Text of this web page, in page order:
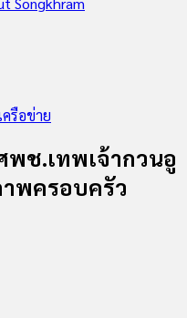
รือข่าย
ช.เทพเจ้ากวนอู
พครอบครัว